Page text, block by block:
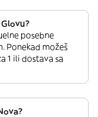
posebne
Ponekad možeš
1 ili dostava sa